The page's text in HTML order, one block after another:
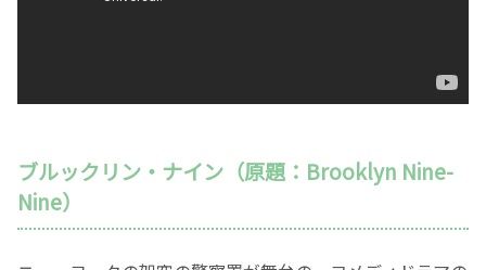
ブルックリン・ナイン（原題：Brooklyn Nine-
Nine）